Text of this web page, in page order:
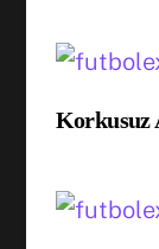
Korkusuz